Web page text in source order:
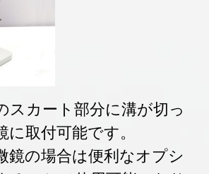
スカート部分に溝が切っ
取付可能です。
鏡の場合は便利なオプシ